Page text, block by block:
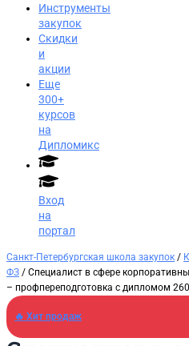
Инструменты
закупок
Скидки
и
акции
Еще
300+
курсов
на
Дипломикс
Вход
на
портал
Санкт-Петербургская школа закупок /
ФЗ / Специалист в сфере
– профпереподготовка с дипломом
🔥 Хит продаж